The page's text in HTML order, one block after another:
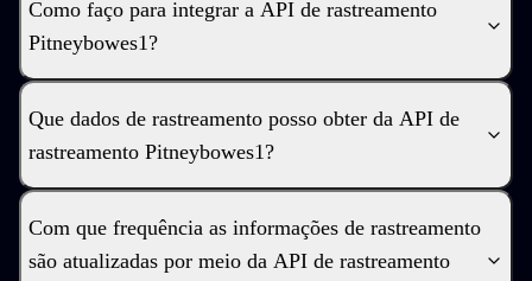
Como faço para integrar a API de rastreamento
Pitneybowes1?
Que dados de rastreamento posso obter da API de
rastreamento Pitneybowes1?
Com que frequência as informações de rastreamento
são atualizadas por meio da API de rastreamento